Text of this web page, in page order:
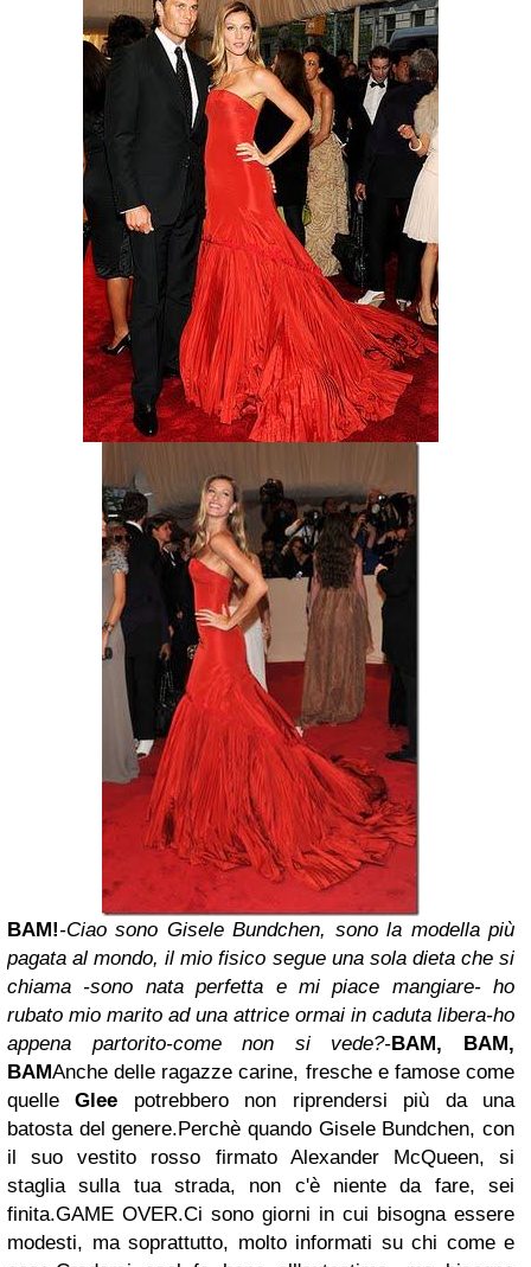
BAM!-Ciao sono Gisele Bundchen, sono la modella più
pagata al mondo, il mio fisico segue una sola dieta che si
chiama -sono nata perfetta e mi piace mangiare- ho
rubato mio marito ad una attrice ormai in caduta libera-ho
appena partorito-come non si vede?-BAM, BAM,
BAMAnche delle ragazze carine, fresche e famose come
quelleGlee potrebbero non riprendersi più da una
batosta del genere.Perchè quando Gisele Bundchen, con
il suo vestito rosso firmato Alexander McQueen, si
staglia sulla tua strada, non c'è niente da fare, sei
finita.GAME OVER.Ci sono giorni in cui bisogna essere
modesti, ma soprattutto, molto informati su chi come e